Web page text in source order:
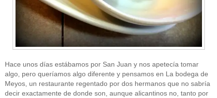
Hace unos días estábamos por San Juan y nos apetecía tomar
algo, pero queríamos algo diferente y pensamos en La bodega de
Meyos, un restaurante regentado por dos hermanos que no sabría
decir exactamente de donde son, aunque alicantinos no, tanto por